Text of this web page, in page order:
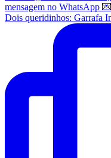
Dois queridinhos: Garrafa